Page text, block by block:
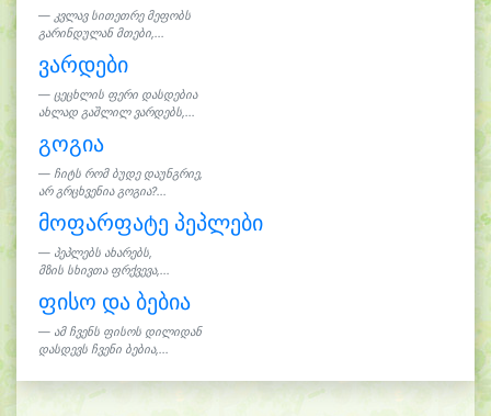
კვლავ სითეთრე მეფობს
გარინდულან მთები,...
ვარდები
ცეცხლის ფერი დასდებია
ახლად გაშლილ ვარდებს,...
გოგია
ჩიტს რომ ბუდე დაუნგრიე,
არ გრცხვენია გოგია?...
მოფარფატე პეპლები
პეპლებს ახარებს,
მზის სხივთა ფრქვევა,...
ფისო და ბებია
ამ ჩვენს ფისოს დილიდან
დასდევს ჩვენი ბებია,...